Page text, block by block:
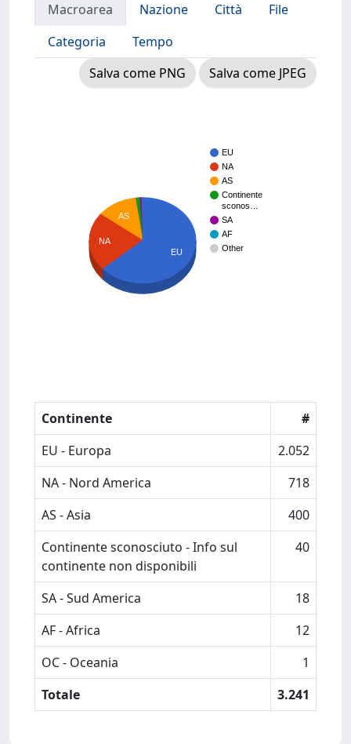
Macroarea Nazione Città
File
Categoria
Tempo
Salva come PNG
Salva come JPEG
EU
NA
AS
Continente
sconos…
SA
AF
Other
AS
NA
EU
Continente
#
EU - Europa
2.052
NA - Nord America
718
AS - Asia
400
Continente sconosciuto - Info sul
continente non disponibili
40
SA - Sud America
18
AF - Africa
12
OC - Oceania
1
Totale
3.241